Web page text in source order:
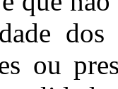
dos
ou